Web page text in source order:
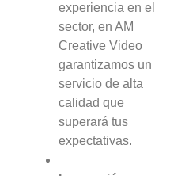
experiencia en el
sector, en AM
Creative Video
garantizamos un
servicio de alta
calidad que
superará tus
expectativas.